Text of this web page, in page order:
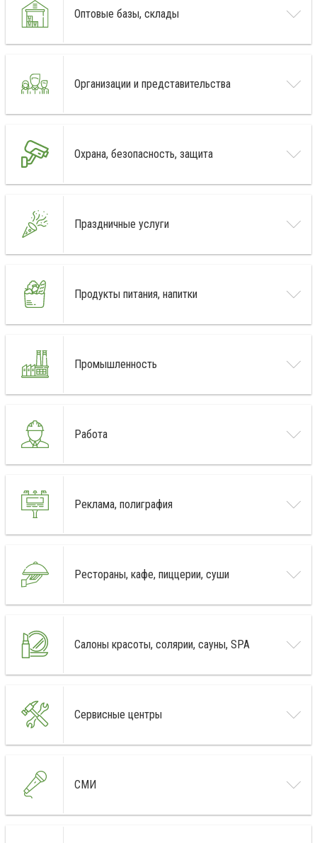
Оптовые базы, склады
Организации и представительства
Охрана, безопасность, защита
Праздничные услуги
Продукты питания, напитки
Промышленность
Работа
Реклама, полиграфия
Рестораны, кафе, пиццерии, суши
Салоны красоты, солярии, сауны, SPA
Сервисные центры
СМИ